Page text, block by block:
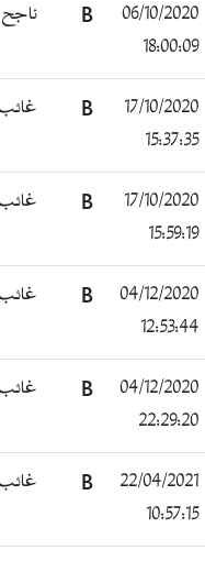
06/10/2020
18:00:09
ناجح
17/10/2020
15:37:35
غائب
17/10/2020
15:59:19
غائب
04/12/2020
12:53:44
غائب
04/12/2020
22:29:20
غائب
22/04/2021
10:57:15
غائب